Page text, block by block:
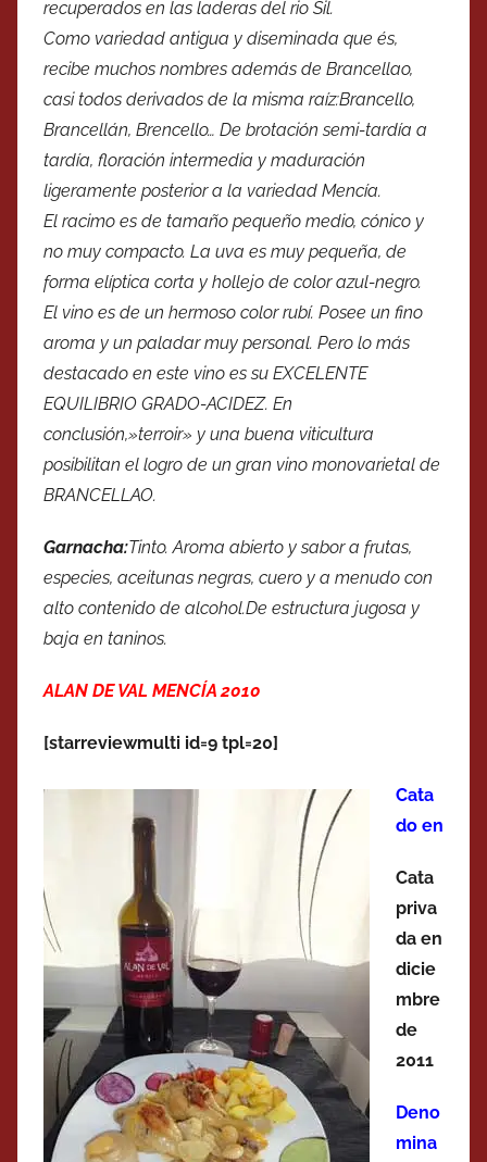
recuperados en las laderas del rio Sil.
Como variedad antigua y diseminada que és,
recibe muchos nombres además de Brancellao,
casi todos derivados de la misma raíz:Brancello,
Brancellán, Brencello… De brotación semi-tardía a
tardía, floración intermedia y maduración
ligeramente posterior a la variedad Mencía.
El racimo es de tamaño pequeño medio, cónico y
no muy compacto. La uva es muy pequeña, de
forma elíptica corta y hollejo de color azul-negro.
El vino es de un hermoso color rubí. Posee un fino
aroma y un paladar muy personal. Pero lo más
destacado en este vino es su EXCELENTE
EQUILIBRIO GRADO-ACIDEZ. En
conclusión,»terroir» y una buena viticultura
posibilitan el logro de un gran vino monovarietal de
BRANCELLAO.
Garnacha:Tinto. Aroma abierto y sabor a frutas,
especies, aceitunas negras, cuero y a menudo con
alto contenido de alcohol.De estructura jugosa y
baja en taninos.
ALAN DE VAL MENCÍA 2010
[starreviewmulti id=9 tpl=20]
Cata
do en
Cata
priva
da en
dicie
mbre
de
2011
Deno
mina